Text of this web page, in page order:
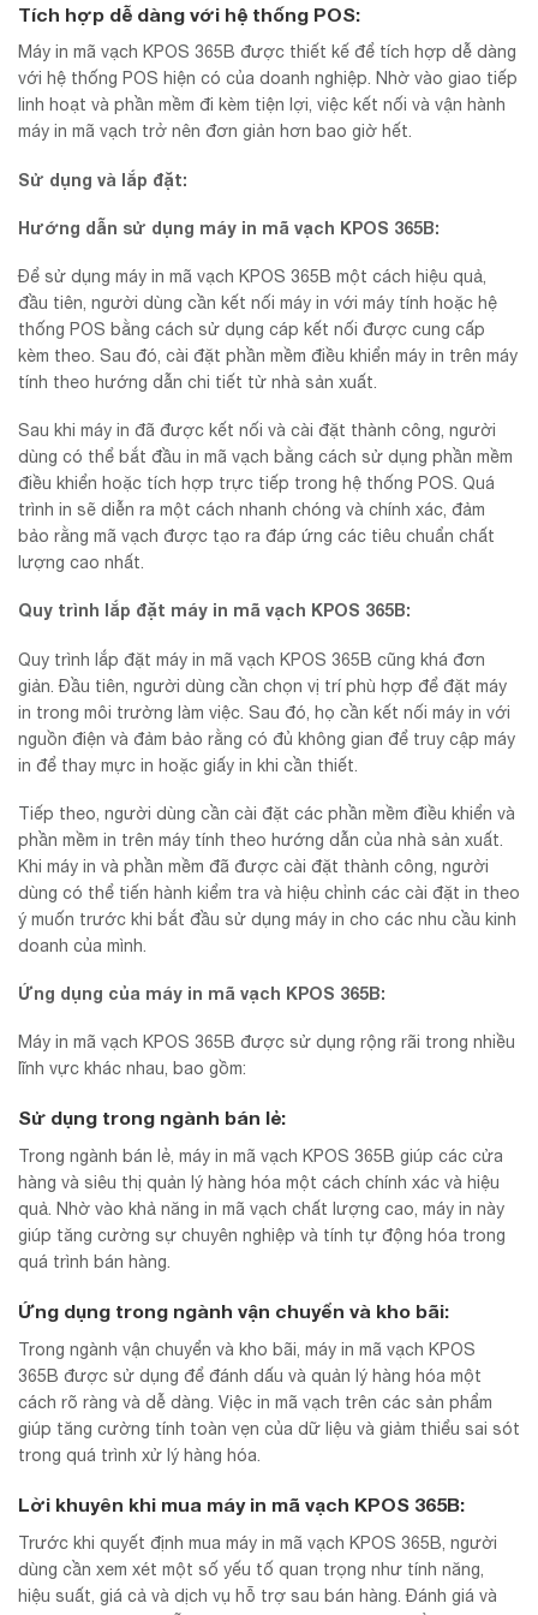
Tích hợp dễ dàng với hệ thống POS:
Máy in mã vạch KPOS 365B được thiết kế để tích hợp dễ dàng
với hệ thống POS hiện có của doanh nghiệp. Nhờ vào giao tiếp
linh hoạt và phần mềm đi kèm tiện lợi, việc kết nối và vận hành
máy in mã vạch trở nên đơn giản hơn bao giờ hết.
Sử dụng và lắp đặt:
Hướng dẫn sử dụng máy in mã vạch KPOS 365B:
Để sử dụng máy in mã vạch KPOS 365B một cách hiệu quả,
đầu tiên, người dùng cần kết nối máy in với máy tính hoặc hệ
thống POS bằng cách sử dụng cáp kết nối được cung cấp
kèm theo. Sau đó, cài đặt phần mềm điều khiển máy in trên máy
tính theo hướng dẫn chi tiết từ nhà sản xuất.
Sau khi máy in đã được kết nối và cài đặt thành công, người
dùng có thể bắt đầu in mã vạch bằng cách sử dụng phần mềm
điều khiển hoặc tích hợp trực tiếp trong hệ thống POS. Quá
trình in sẽ diễn ra một cách nhanh chóng và chính xác, đảm
bảo rằng mã vạch được tạo ra đáp ứng các tiêu chuẩn chất
lượng cao nhất.
Quy trình lắp đặt máy in mã vạch KPOS 365B:
Quy trình lắp đặt máy in mã vạch KPOS 365B cũng khá đơn
giản. Đầu tiên, người dùng cần chọn vị trí phù hợp để đặt máy
in trong môi trường làm việc. Sau đó, họ cần kết nối máy in với
nguồn điện và đảm bảo rằng có đủ không gian để truy cập máy
in để thay mực in hoặc giấy in khi cần thiết.
Tiếp theo, người dùng cần cài đặt các phần mềm điều khiển và
phần mềm in trên máy tính theo hướng dẫn của nhà sản xuất.
Khi máy in và phần mềm đã được cài đặt thành công, người
dùng có thể tiến hành kiểm tra và hiệu chỉnh các cài đặt in theo
ý muốn trước khi bắt đầu sử dụng máy in cho các nhu cầu kinh
doanh của mình.
Ứng dụng của máy in mã vạch KPOS 365B:
Máy in mã vạch KPOS 365B được sử dụng rộng rãi trong nhiều
lĩnh vực khác nhau, bao gồm:
Sử dụng trong ngành bán lẻ:
Trong ngành bán lẻ, máy in mã vạch KPOS 365B giúp các cửa
hàng và siêu thị quản lý hàng hóa một cách chính xác và hiệu
quả. Nhờ vào khả năng in mã vạch chất lượng cao, máy in này
giúp tăng cường sự chuyên nghiệp và tính tự động hóa trong
quá trình bán hàng.
Ứng dụng trong ngành vận chuyển và kho bãi:
Trong ngành vận chuyển và kho bãi, máy in mã vạch KPOS
365B được sử dụng để đánh dấu và quản lý hàng hóa một
cách rõ ràng và dễ dàng. Việc in mã vạch trên các sản phẩm
giúp tăng cường tính toàn vẹn của dữ liệu và giảm thiểu sai sót
trong quá trình xử lý hàng hóa.
Lời khuyên khi mua máy in mã vạch KPOS 365B:
Trước khi quyết định mua máy in mã vạch KPOS 365B, người
dùng cần xem xét một số yếu tố quan trọng như tính năng,
hiệu suất, giá cả và dịch vụ hỗ trợ sau bán hàng. Đánh giá và